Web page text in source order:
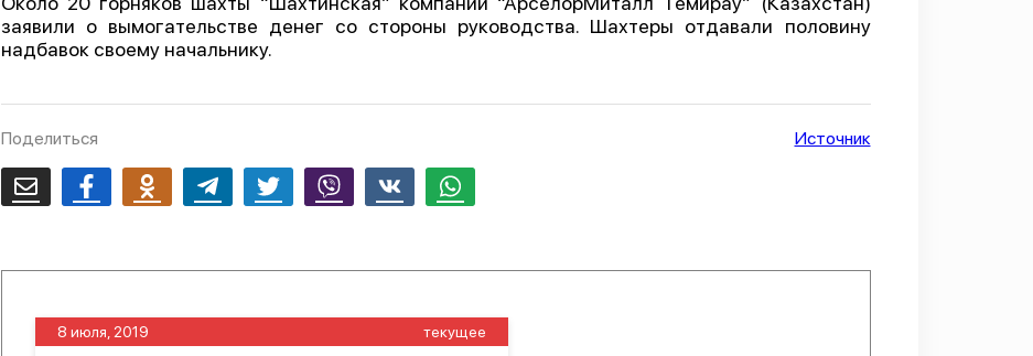
заявили о вымогательстве денег со стороны руководства. Шахтеры отдавали половину
надбавок своему начальнику.
Поделиться
Email FacebookOdnoklassnikiTelegram Twitter Viber Whatsapp
Источник
8 июля, 2019 текущее